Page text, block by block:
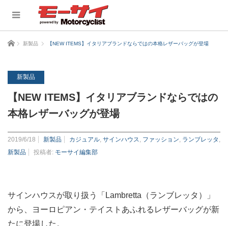
ホーム 新製品 【NEW ITEMS】イタリアブランドならではの本格レザーバッグが登場
新製品
【NEW ITEMS】イタリアブランドならではの
本格レザーバッグが登場
2019/6/18 新製品 カジュアル サインハウス ファッション ランブレッタ
新製品
投稿者: モーサイ編集部
サインハウスが取り扱う「Lambretta（ランブレッタ）」
から、ヨーロピアン・テイストあふれるレザーバッグが新
たに登場した。